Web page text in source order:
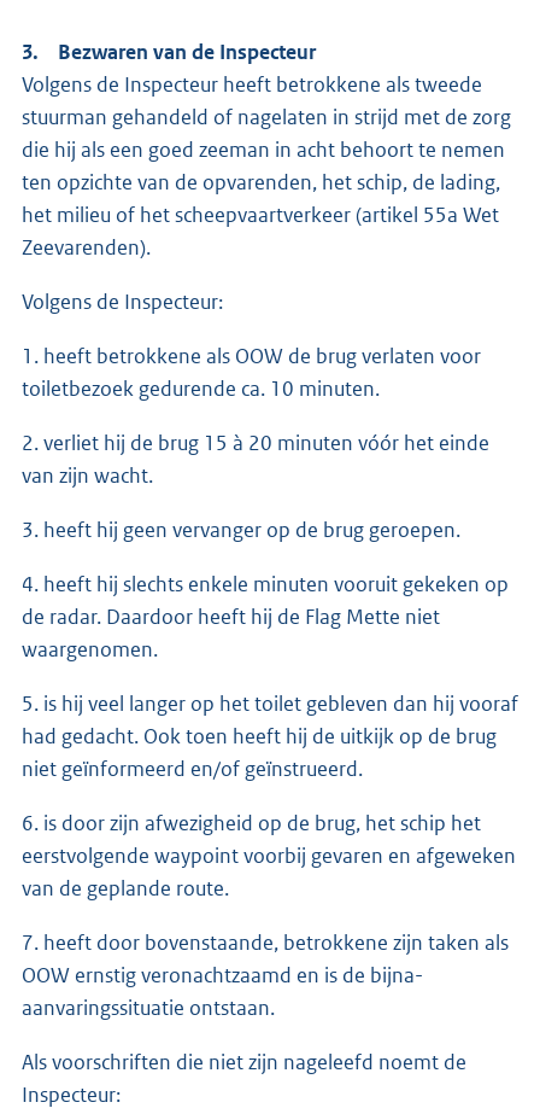
3. Bezwaren van de Inspecteur
Volgens de Inspecteur heeft betrokkene als tweede
stuurman gehandeld of nagelaten in strijd met de zorg
die hij als een goed zeeman in acht behoort te nemen
ten opzichte van de opvarenden, het schip, de lading,
het milieu of het scheepvaartverkeer (artikel 55a Wet
Zeevarenden).
Volgens de Inspecteur:
1. heeft betrokkene als OOW de brug verlaten voor
toiletbezoek gedurende ca. 10 minuten.
2. verliet hij de brug 15 à 20 minuten vóór het einde
van zijn wacht.
3. heeft hij geen vervanger op de brug geroepen.
4. heeft hij slechts enkele minuten vooruit gekeken op
de radar. Daardoor heeft hij de Flag Mette niet
waargenomen.
5. is hij veel langer op het toilet gebleven dan hij vooraf
had gedacht. Ook toen heeft hij de uitkijk op de brug
niet geïnformeerd en/of geïnstrueerd.
6. is door zijn afwezigheid op de brug, het schip het
eerstvolgende waypoint voorbij gevaren en afgeweken
van de geplande route.
7. heeft door bovenstaande, betrokkene zijn taken als
OOW ernstig veronachtzaamd en is de bijna-
aanvaringssituatie ontstaan.
Als voorschriften die niet zijn nageleefd noemt de
Inspecteur: